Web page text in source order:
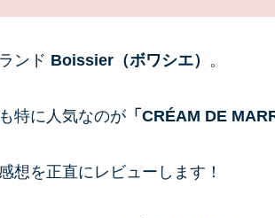
ンド Boissier（ボワシエ） 。
特に人気なのが 「CRÉAM DE
想を正直にレビューします！